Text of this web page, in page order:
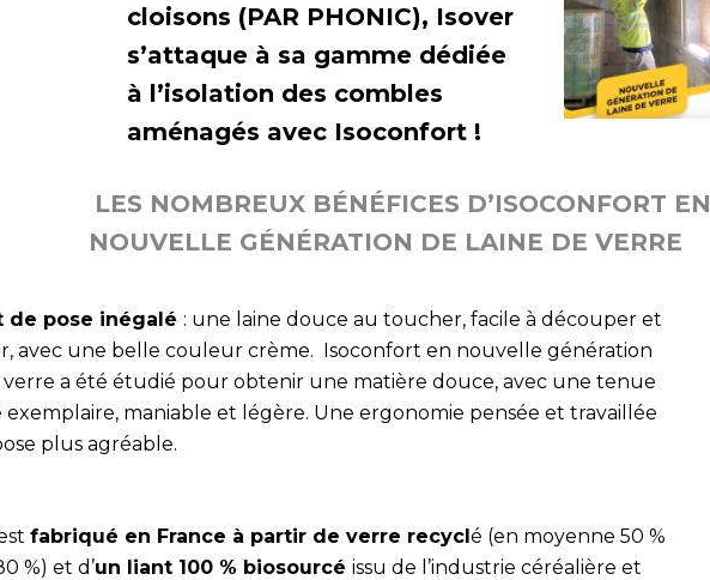
cloisons (PAR PHONIC), Isover
s’attaque à sa gamme dédiée
à l’isolation des combles
aménagés avec Isoconfort !
LES NOMBREUX BÉNÉFICES D’ISOCONFORT EN
NOUVELLE GÉNÉRATION DE LAINE DE VERRE
de pose inégalé : une laine douce au toucher, facile à découper et
avec une belle couleur crème. Isoconfort en nouvelle génération
verre a été étudié pour obtenir une matière douce, avec une tenue
exemplaire, maniable et légère. Une ergonomie pensée et travaillée
plus agréable.
fabriqué en France à partir de verre recyclé (en moyenne 50 %
%) et d’un liant 100 % biosourcéissu de l’industrie céréalière et